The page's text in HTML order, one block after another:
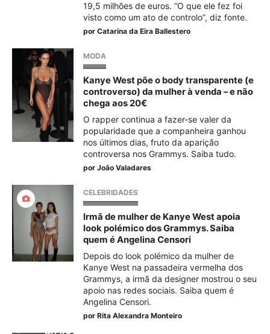
19,5 milhões de euros. “O que ele fez foi
visto como um ato de controlo”, diz fonte.
por Catarina da Eira Ballestero
MODA
Kanye West põe o body transparente (e
controverso) da mulher à venda – e não
chega aos 20€
O rapper continua a fazer-se valer da
popularidade que a companheira ganhou
nos últimos dias, fruto da aparição
controversa nos Grammys. Saiba tudo.
por João Valadares
CELEBRIDADES
Irmã de mulher de Kanye West apoia
look polémico dos Grammys. Saiba
quem é Angelina Censori
Depois do look polémico da mulher de
Kanye West na passadeira vermelha dos
Grammys, a irmã da designer mostrou o seu
apoio nas redes sociais. Saiba quem é
Angelina Censori.
por Rita Alexandra Monteiro